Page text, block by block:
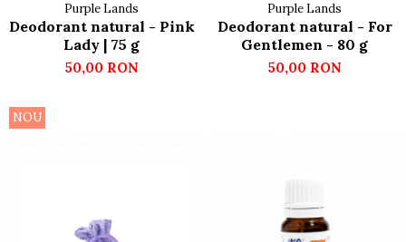
Purple Lands
Deodorant natural - Pink
Lady | 75 g
50,00 RON
Purple Lands
Deodorant natural - For
Gentlemen - 80 g
50,00 RON
NOU